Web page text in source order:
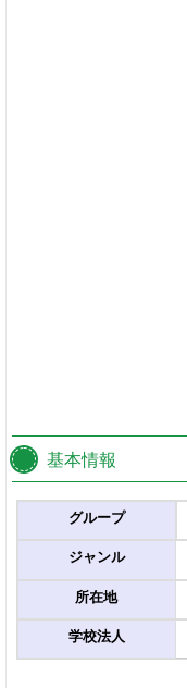
基本情報
グループ
ジャンル
所在地
学校法人